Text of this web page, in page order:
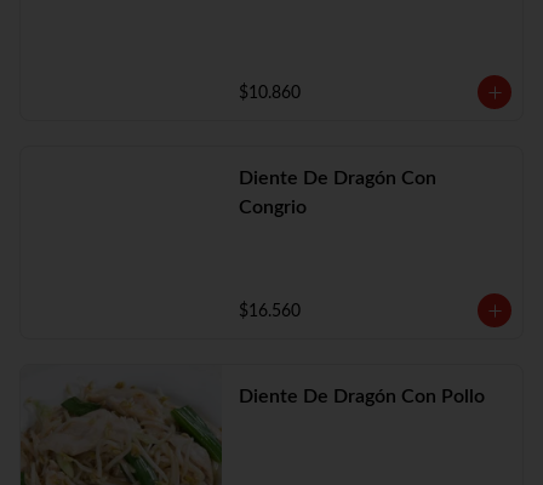
$10.860
Diente De Dragón Con
Congrio
$16.560
Diente De Dragón Con Pollo